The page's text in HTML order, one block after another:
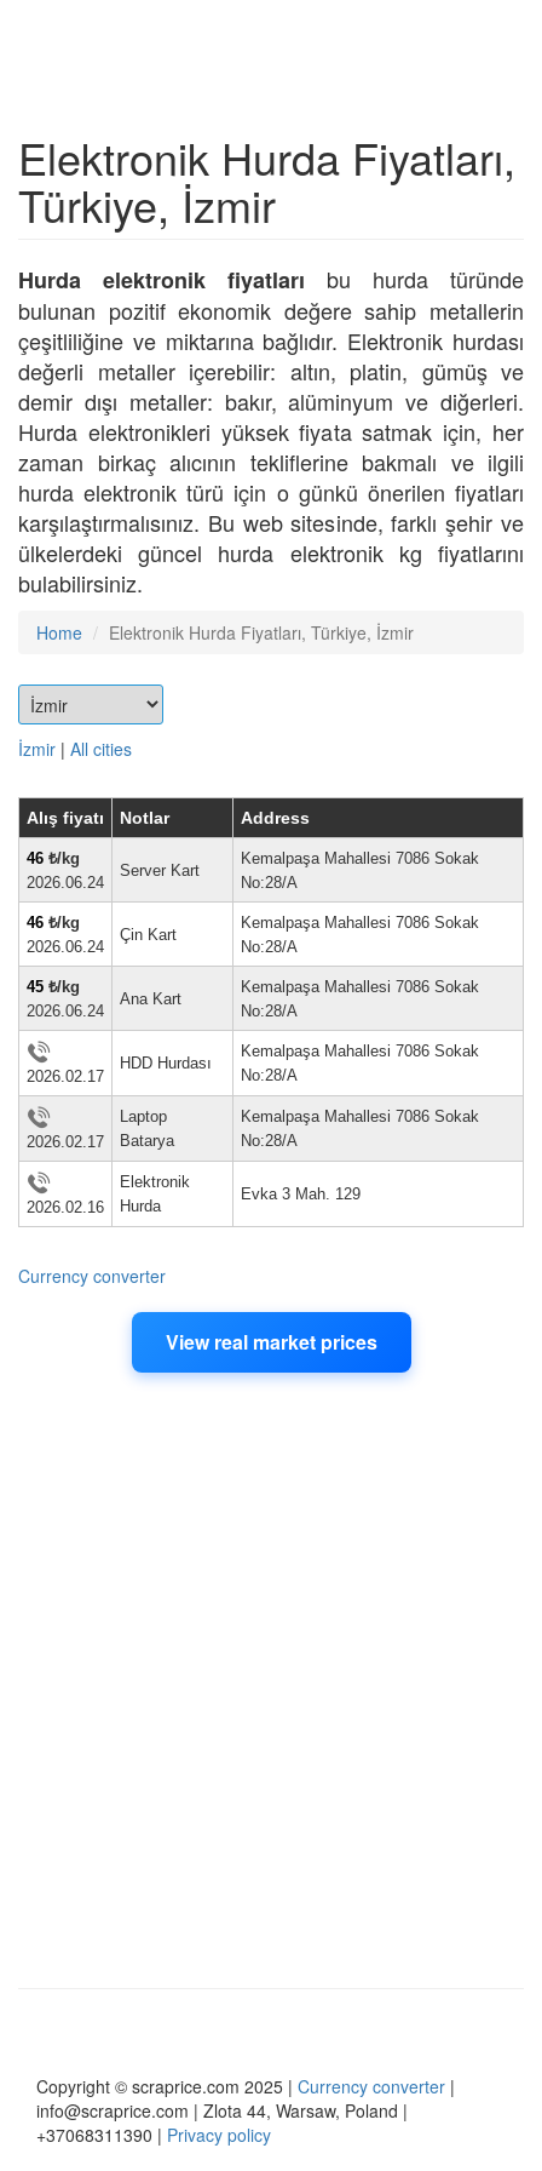
Elektronik Hurda Fiyatları,
Türkiye, İzmir
Hurda elektronik fiyatları bu hurda türünde
bulunan pozitif ekonomik değere sahip metallerin
çeşitliliğine ve miktarına bağlıdır. Elektronik hurdası
değerli metaller içerebilir: altın, platin, gümüş ve
demir dışı metaller: bakır, alüminyum ve diğerleri.
Hurda elektronikleri yüksek fiyata satmak için, her
zaman birkaç alıcının tekliflerine bakmalı ve ilgili
hurda elektronik türü için o günkü önerilen fiyatları
karşılaştırmalısınız. Bu web sitesinde, farklı şehir ve
ülkelerdeki güncel hurda elektronik kg fiyatlarını
bulabilirsiniz.
Home Elektronik Hurda Fiyatları, Türkiye, İzmir
İzmir | All cities
Alış fiyatı Notlar Address
46 ₺/kg
2026.06.24
Server Kart
Kemalpaşa Mahallesi 7086 Sokak
No:28/A
46 ₺/kg
2026.06.24
Çin Kart
Kemalpaşa Mahallesi 7086 Sokak
No:28/A
45 ₺/kg
2026.06.24
Ana Kart
Kemalpaşa Mahallesi 7086 Sokak
No:28/A
2026.02.17
HDD Hurdası
Kemalpaşa Mahallesi 7086 Sokak
No:28/A
2026.02.17
Laptop
Batarya
Kemalpaşa Mahallesi 7086 Sokak
No:28/A
2026.02.16
Elektronik
Hurda
Evka 3 Mah. 129
Currency converter
View real market prices
Copyright © scraprice.com 2025 | Currency converter |
info@scraprice.com | Zlota 44, Warsaw, Poland |
+37068311390 | Privacy policy